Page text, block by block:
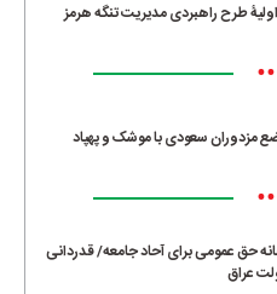
طرح راهبردی مدیریت تنگه هرمز
مزدوران سعودی با موشک و پهپاد
حق عمومی برای آحاد جامعه/ قدردانی
عراق